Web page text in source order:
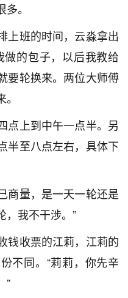
。
上班的时间，云淼拿出
做的包子，以后我教给
要轮换来。两位大师傅
点上到中午一点半。另
半至八点左右，具体下
商量，是一天一轮还是
，我不干涉。”
钱收票的江莉，江莉的
不同。“莉莉，你先辛
”